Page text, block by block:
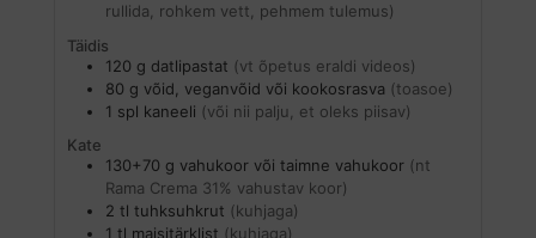
rullida, rohkem vett, pehmem tulemus)
Täidis
120 g datlipastat (vt õpetus eraldi videos)
80 g võid, veganvõid või kookosrasva (toasoe)
1 spl kaneeli (või nii palju, et oleks piisav)
Kate
130+70 g vahukoor või taimne vahukoor (nt
Rama Crema 31% vahustav koor)
2 tl tuhksuhkrut (kuhjaga)
1 tl maisitärklist (kuhjaga)